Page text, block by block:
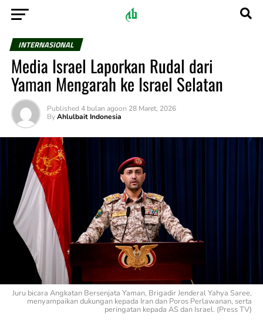
INTERNASIONAL
Media Israel Laporkan Rudal dari
Yaman Mengarah ke Israel Selatan
Published 4 bulan agoon 28 Maret, 2026
By Ahlulbait Indonesia
Juru bicara Angkatan Bersenjata Yaman, Brigadir Jenderal Yahya Saree,
menyampaikan dukungan kepada Iran dan Poros Perlawanan, serta
peringatan kepada AS dan Israel. (Press TV)